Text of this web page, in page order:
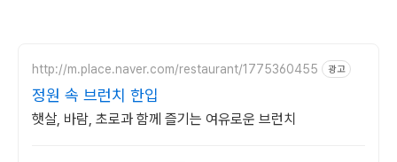
http://m.place.naver.com/restaurant/1775360455 광고
정원 속 브런치 한입
햇살, 바람, 초로과 함께 즐기는 여유로운 브런치